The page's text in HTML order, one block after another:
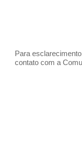
Para
contato com a